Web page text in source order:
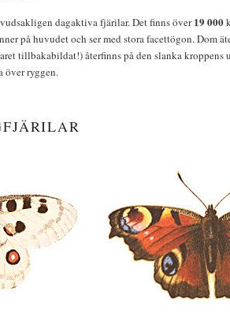
dagaktiva fjärilar. Det finns över19 000
på huvudet och ser med stora facettögon. Dom
tillbakabildat!) återfinns på den slanka
över ryggen.